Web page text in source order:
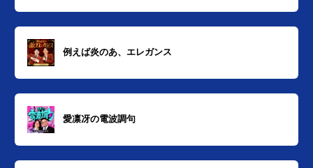
例えば炎のあ、エレガンス
愛凛冴の電波調句